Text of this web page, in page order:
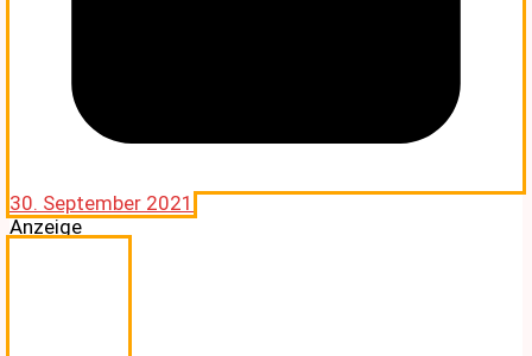
30. September 2021
Anzeige